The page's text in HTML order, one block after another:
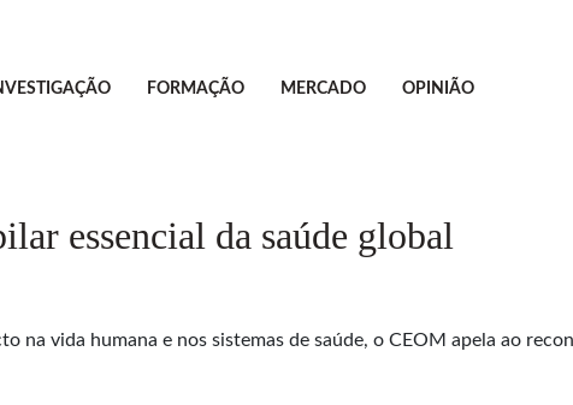
FORMAÇÃO MERCADO OPINIÃO
essencial da saúde global
na vida humana e nos sistemas de saúde, o CEOM apela ao